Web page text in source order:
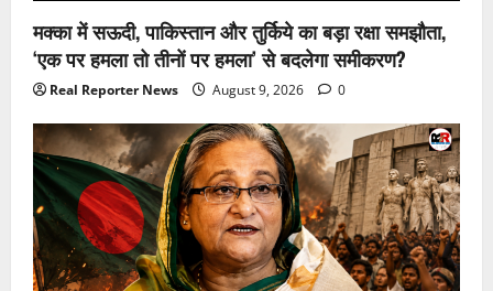
मक्का में सऊदी, पाकिस्तान और तुर्किये का बड़ा रक्षा समझौता,
‘एक पर हमला तो तीनों पर हमला’ से बदलेगा समीकरण?
Real Reporter News August 9, 2026 0